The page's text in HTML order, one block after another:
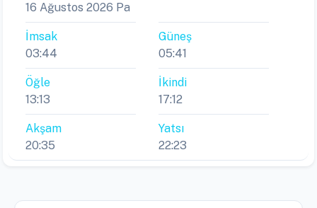
16 Ağustos 2026 Pa
İmsak
03:44
Güneş
05:41
Öğle
13:13
İkindi
17:12
Akşam
20:35
Yatsı
22:23